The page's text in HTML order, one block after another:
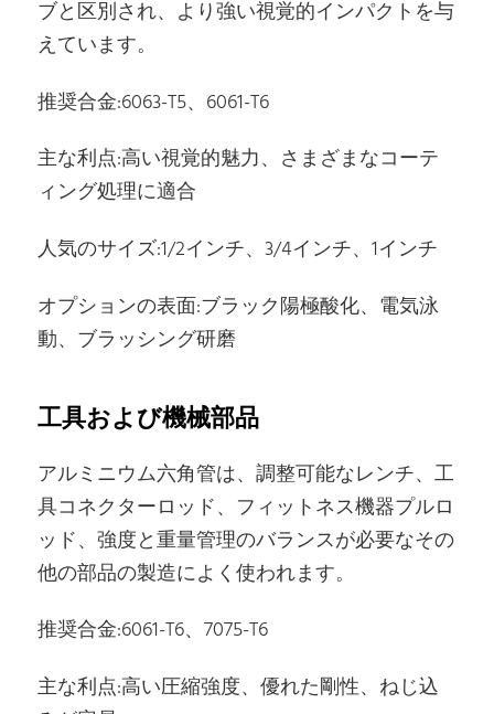
ブと区別され、より強い視覚的インパクトを与
えています。
推奨合金:6063-T5、6061-T6
主な利点:高い視覚的魅力、さまざまなコーテ
ィング処理に適合
人気のサイズ:1/2インチ、3/4インチ、1インチ
オプションの表面:ブラック陽極酸化、電気泳
動、ブラッシング研磨
工具および機械部品
アルミニウム六角管は、調整可能なレンチ、工
具コネクターロッド、フィットネス機器プルロ
ッド、強度と重量管理のバランスが必要なその
他の部品の製造によく使われます。
推奨合金:6061-T6、7075-T6
主な利点:高い圧縮強度、優れた剛性、ねじ込